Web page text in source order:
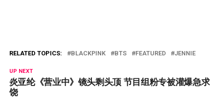
RELATED TOPICS: BLACKPINK BTS FEATURED JENNIE
UP NEXT
炎亚纶《营业中》镜头剩头顶 节目组粉专被灌爆急求
饶